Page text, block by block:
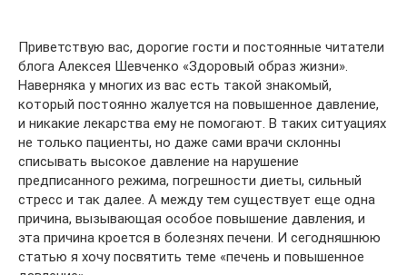
Приветствую вас, дорогие гости и постоянные читатели
блога Алексея Шевченко «Здоровый образ жизни».
Наверняка у многих из вас есть такой знакомый,
который постоянно жалуется на повышенное давление,
и никакие лекарства ему не помогают. В таких ситуациях
не только пациенты, но даже сами врачи склонны
списывать высокое давление на нарушение
предписанного режима, погрешности диеты, сильный
стресс и так далее. А между тем существует еще одна
причина, вызывающая особое повышение давления, и
эта причина кроется в болезнях печени. И сегодняшнюю
статью я хочу посвятить теме «печень и повышенное